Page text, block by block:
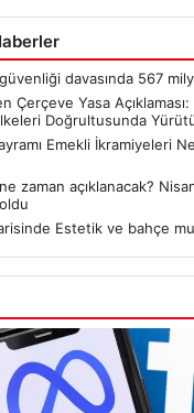
davasında 567
Çerçeve Yasa
Doğrultusunda
Emekli İkramiyeleri
zaman açıklanacak?
Estetik ve bahçe